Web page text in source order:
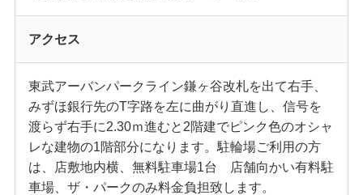
アクセス
東武アーバンパークライン鎌ヶ谷改札を出て右手、
みずほ銀行先のT字路を左に曲がり直進し、信号を
渡らず右手に2.30ｍ進むと2階建でピンク色のオシャ
レな建物の1階部分になります。駐輪場ご利用の方
は、店敷地内横、無料駐車場1台 店舗向かい有料駐
車場、ザ・パークのみ料金負担致します。